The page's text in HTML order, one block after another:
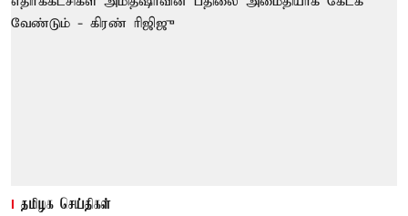
தமிழக செய்திகள்